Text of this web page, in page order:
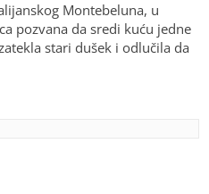
Montebeluna, u
pozvana da sredi kuću jedne
stari dušek i odlučila da